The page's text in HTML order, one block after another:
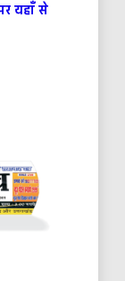
यहाँ से